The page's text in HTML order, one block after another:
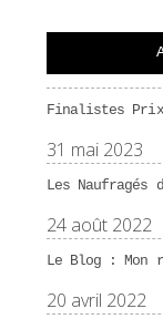
Finalistes
31 mai 2023
Les Naufragés
24 août 2022
Le Blog : Mon
20 avril 2022